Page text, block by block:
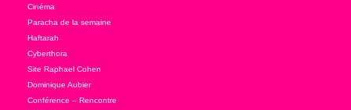
Cinéma
Paracha de la semaine
Haftarah
Cyberthora
Site Raphael Cohen
Dominique Aubier
Conférence – Rencontre